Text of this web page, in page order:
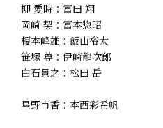
柳 愛時：富田 翔
岡崎 契：富本惣昭
榎本峰雄：飯山裕太
笹塚 尊：伊崎龍次郎
白石景之：松田 岳
星野市香：本西彩希帆